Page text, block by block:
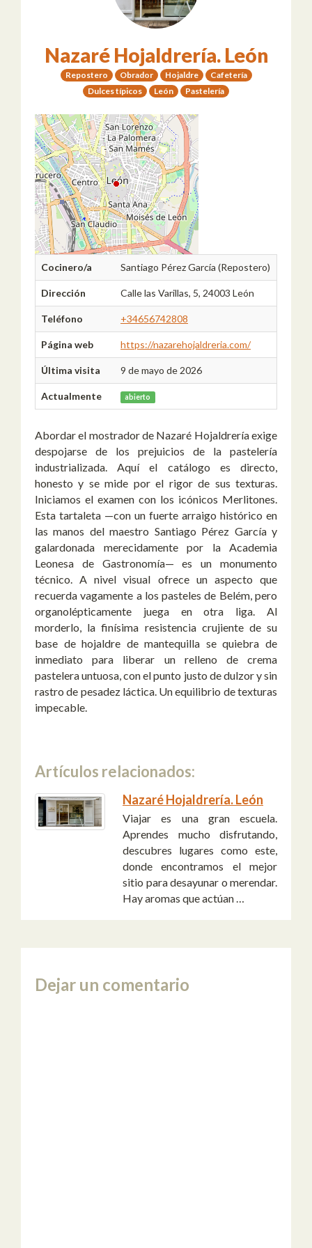
Nazaré Hojaldrería. León
Repostero Obrador Hojaldre
Cafetería
Dulces típicos
León Pastelería
Cocinero/a Santiago Pérez García (Repostero)
Dirección Calle las Varillas, 5, 24003 León
Teléfono +34656742808
Página web https://nazarehojaldreria.com/
Última visita 9 de mayo de 2026
Actualmente abierto
Abordar el mostrador de Nazaré Hojaldrería exige
despojarse de los prejuicios de la pastelería
industrializada. Aquí el catálogo es directo,
honesto y se mide por el rigor de sus texturas.
Iniciamos el examen con los icónicos Merlitones.
Esta tartaleta —con un fuerte arraigo histórico en
las manos del maestro Santiago Pérez García y
galardonada merecidamente por la Academia
Leonesa de Gastronomía— es un monumento
técnico. A nivel visual ofrece un aspecto que
recuerda vagamente a los pasteles de Belém, pero
organolépticamente juega en otra liga. Al
morderlo, la finísima resistencia crujiente de su
base de hojaldre de mantequilla se quiebra de
inmediato para liberar un relleno de crema
pastelera untuosa, con el punto justo de dulzor y sin
rastro de pesadez láctica. Un equilibrio de texturas
impecable.
Artículos relacionados:
Nazaré Hojaldrería. León
Viajar es una gran escuela.
Aprendes mucho disfrutando,
descubres lugares como este,
donde encontramos el mejor
sitio para desayunar o merendar.
Hay aromas que actúan …
Dejar un comentario